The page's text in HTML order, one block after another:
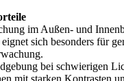
im Außen- und
sich besonders für
bei schwierigen
mit starken Kontrasten